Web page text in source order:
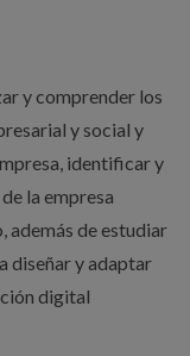
y comprender los
y social y
identificar y
la empresa
además de estudiar
diseñar y adaptar
digital